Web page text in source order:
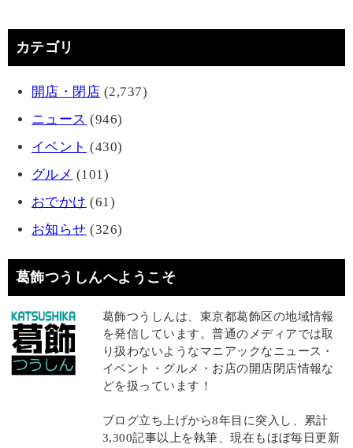
カテゴリ
開店・閉店 (2,737)
ニュース (946)
イベント (430)
グルメ (101)
おでかけ (61)
お知らせ (326)
葛飾つうしんへようこそ
葛飾つうしんは、東京都葛飾区の地域情報
を発信しています。普通のメディアでは取
り扱わないようなマニアックなニュース・
イベント・グルメ・お店の開店閉店情報な
どを扱っています！
ブログ立ち上げから8年目に突入し、累計
3,300記事以上を執筆、現在もほぼ毎日更新